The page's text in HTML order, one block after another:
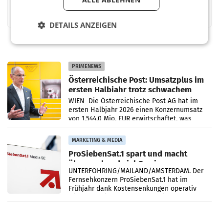
MessengerWhatsAppLinkedInXING
PRIMENEWS
Österreichische Post: Umsatzplus im
ersten Halbjahr trotz schwachem
Briefgeschäft
WIEN Die Österreichische Post AG hat im
ersten Halbjahr 2026 einen Konzernumsatz
von 1.544,0 Mio. EUR erwirtschaftet, was
einem Plus von 3,8 Prozent gegenüber dem
Vergleichszeitraum
MARKETING & MEDIA
ProSiebenSat.1 spart und macht
überraschend viel Gewinn
UNTERFÖHRING/MAILAND/AMSTERDAM. Der
Fernsehkonzern ProSiebenSat.1 hat im
Frühjahr dank Kostensenkungen operativ
DETAILS ANZEIGEN